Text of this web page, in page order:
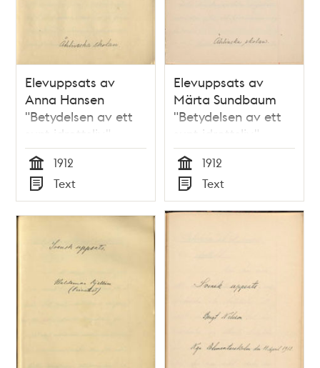
Elevuppsats av
Anna Hansen
"Betydelsen av ett
sunt idrottsliv" -
Åhlinska skolan VT
1912
Tid
1912
Typ
Text
Elevuppsats av
Märta Sundbaum
"Betydelsen av ett
sunt idrottsliv" -
Åhlinska skolan VT
1912
Tid
1912
Typ
Text